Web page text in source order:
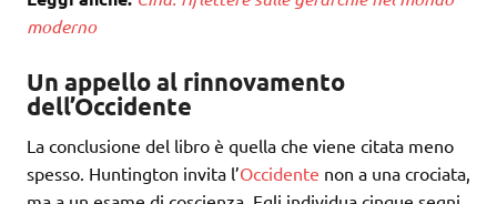
moderno
Un appello al rinnovamento
dell’Occidente
La conclusione del libro è quella che viene citata meno
spesso. Huntington invita l’Occidente non a una crociata,